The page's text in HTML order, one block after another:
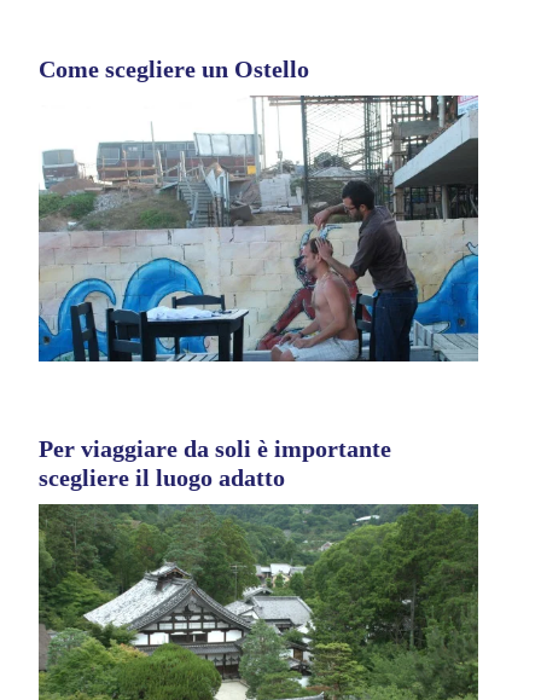
Come scegliere un Ostello
Per viaggiare da soli è importante
scegliere il luogo adatto